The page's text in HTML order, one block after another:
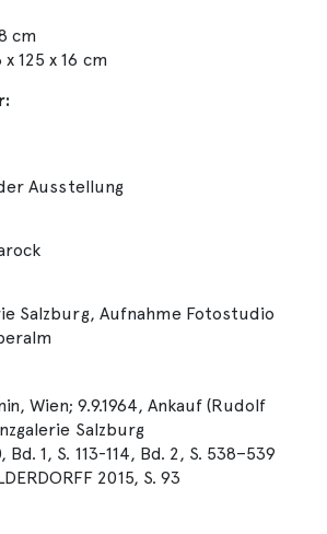
cm
125 x 16 cm
Ausstellung
Salzburg, Aufnahme Fotostudio
Wien; 9.9.1964, Ankauf (Rudolf
Salzburg
Bd. 1, S. 113-114, Bd. 2, S. 538–539
2015, S. 93